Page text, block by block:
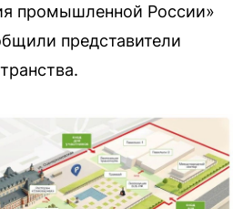
промышленной России»
представители